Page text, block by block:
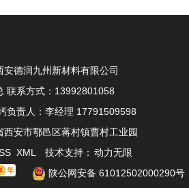
安德润九州新材料有限公司
联系方式：13992801058
负责人：李经理 17791509598
西安市鄠邑区蒋村镇曹村工业园
XML 技术支持： 动力无限
陕公网安备 61012502000290号